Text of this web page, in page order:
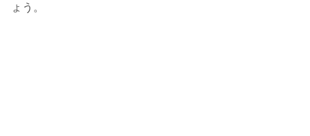
ょう。